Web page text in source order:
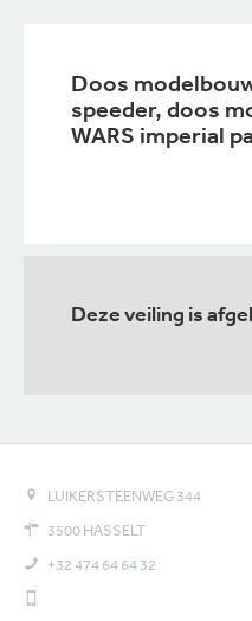
Doos
speeder, doos
WARS imperial
Deze veiling is
LUIKERSTEENWEG 344
3500 HASSELT
+32 474 64 64 32